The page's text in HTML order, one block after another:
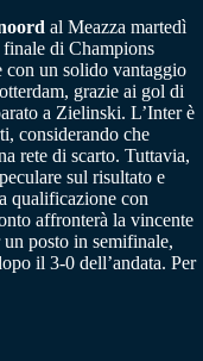
al Meazza martedì
di Champions
con un solido vantaggio
grazie ai gol di
a Zielinski. L’Inter è
considerando che
rete di scarto. Tuttavia,
sul risultato e
qualificazione con
affronterà la vincente
posto in semifinale,
il 3-0 dell’andata. Per